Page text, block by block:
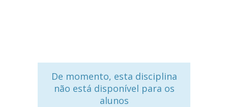
De momento, esta disciplina
não está disponível para os
alunos